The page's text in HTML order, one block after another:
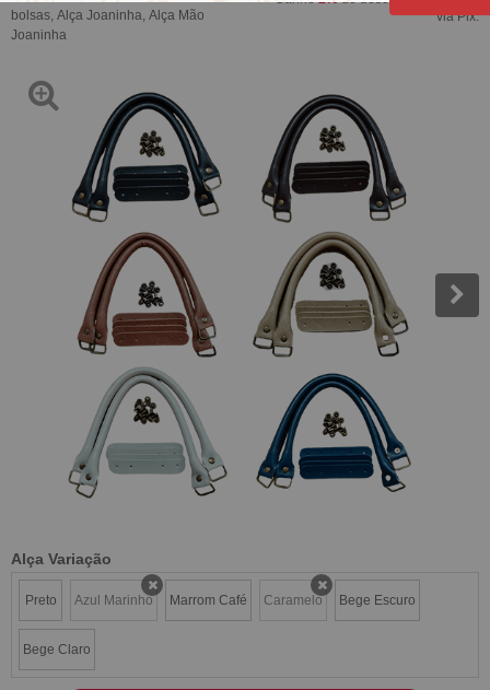
bolsas Alça Joaninha Alça Mão
Joaninha
via Pix.
Alça Variação
Preto Azul Marinho
x Marrom Café Caramelo
x Bege Escuro
Bege Claro